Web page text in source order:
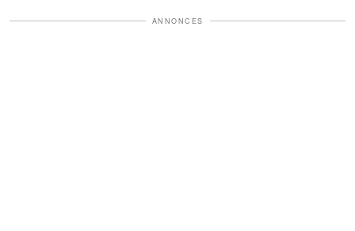
ANNONCES